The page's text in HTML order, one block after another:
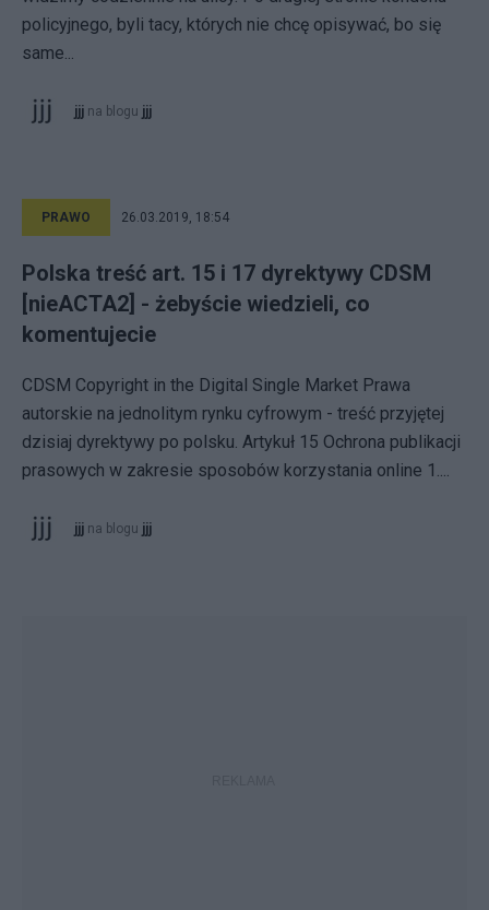
policyjnego, byli tacy, których nie chcę opisywać, bo się
same...
jjj na blogu jjj
PRAWO 26.03.2019, 18:54
Polska treść art. 15 i 17 dyrektywy CDSM
[nieACTA2] - żebyście wiedzieli, co
komentujecie
CDSM Copyright in the Digital Single Market Prawa
autorskie na jednolitym rynku cyfrowym - treść przyjętej
dzisiaj dyrektywy po polsku. Artykuł 15 Ochrona publikacji
prasowych w zakresie sposobów korzystania online 1....
jjj na blogu jjj